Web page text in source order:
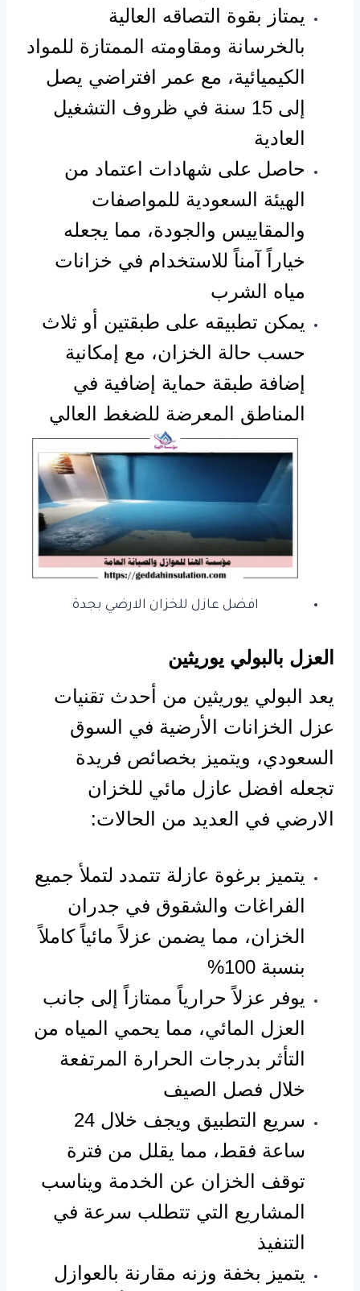
يمتاز بقوة التصاقه العالية
بالخرسانة ومقاومته الممتازة للمواد
الكيميائية، مع عمر افتراضي يصل
إلى 15 سنة في ظروف التشغيل
العادية
حاصل على شهادات اعتماد من
الهيئة السعودية للمواصفات
والمقاييس والجودة، مما يجعله
خياراً آمناً للاستخدام في خزانات
مياه الشرب
يمكن تطبيقه على طبقتين أو ثلاث
حسب حالة الخزان، مع إمكانية
إضافة طبقة حماية إضافية في
المناطق المعرضة للضغط العالي
افضل عازل للخزان الارضي بجدة
العزل بالبولي يوريثين
يعد البولي يوريثين من أحدث تقنيات
عزل الخزانات الأرضية في السوق
السعودي، ويتميز بخصائص فريدة
تجعله افضل عازل مائي للخزان
الارضي في العديد من الحالات:
يتميز برغوة عازلة تتمدد لتملأ جميع
الفراغات والشقوق في جدران
الخزان، مما يضمن عزلاً مائياً كاملاً
بنسبة 100%
يوفر عزلاً حرارياً ممتازاً إلى جانب
العزل المائي، مما يحمي المياه من
التأثر بدرجات الحرارة المرتفعة
خلال فصل الصيف
سريع التطبيق ويجف خلال 24
ساعة فقط، مما يقلل من فترة
توقف الخزان عن الخدمة ويناسب
المشاريع التي تتطلب سرعة في
التنفيذ
يتميز بخفة وزنه مقارنة بالعوازل